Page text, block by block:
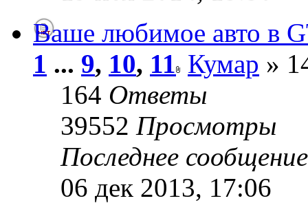
Ваше любимое авто в
1 ... 9, 10, 11 Кумар »
164 Ответы
39552 Просмотры
Последнее
06 дек 2013, 17:06